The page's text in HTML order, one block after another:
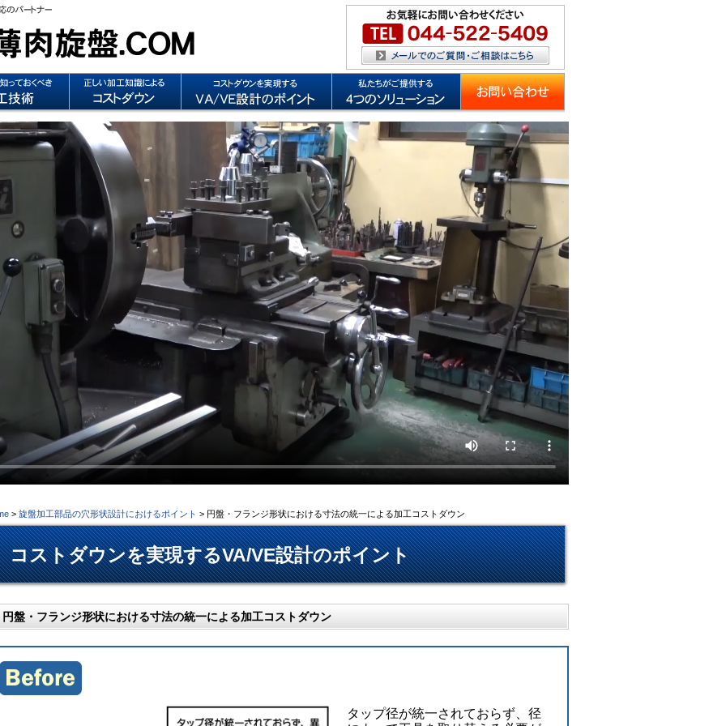
> 旋盤加工部品の穴形状設計におけるポイント > 円盤・フランジ形状における寸法の統一による加工コストダウン
コストダウンを実現するVA/VE設計のポイント
円盤・フランジ形状における寸法の統一による加工コストダウン
タップ径が統一されておらず、径